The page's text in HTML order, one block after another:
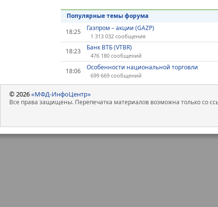
Популярные темы форума
18:25
Газпром – акции (GAZP)
1 313 032 сообщения
18:23 Банк ВТБ (VTBR)
476 180 сообщений
18:06 Особенности национальной торговли
699 669 сообщений
© 2026«МФД-ИнфоЦентр»
Все права защищены. Перепечатка материалов возможна только со